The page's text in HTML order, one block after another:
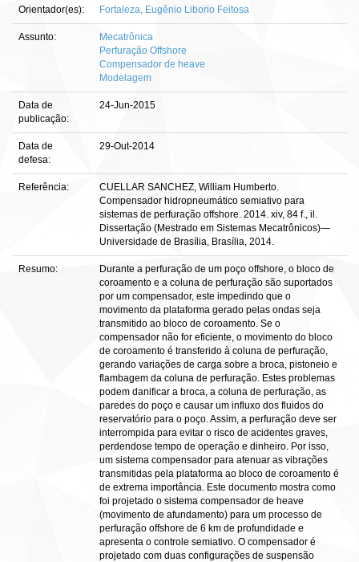
Orientador(es): Fortaleza, Eugênio Liborio Feitosa
Assunto:
Mecatrônica
Perfuração Offshore
Compensador de heave
Modelagem
Data de
publicação:
24-Jun-2015
Data de
defesa:
29-Out-2014
Referência:
CUELLAR SANCHEZ, William Humberto.
Compensador hidropneumático semiativo para
sistemas de perfuração offshore. 2014. xiv, 84 f., il.
Dissertação (Mestrado em Sistemas Mecatrônicos)—
Universidade de Brasília, Brasília, 2014.
Resumo:
Durante a perfuração de um poço offshore, o bloco de
coroamento e a coluna de perfuração são suportados
por um compensador, este impedindo que o
movimento da plataforma gerado pelas ondas seja
transmitido ao bloco de coroamento. Se o
compensador não for eficiente, o movimento do bloco
de coroamento é transferido à coluna de perfuração,
gerando variações de carga sobre a broca, pistoneio e
flambagem da coluna de perfuração. Estes problemas
podem danificar a broca, a coluna de perfuração, as
paredes do poço e causar um influxo dos fluidos do
reservatório para o poço. Assim, a perfuração deve ser
interrompida para evitar o risco de acidentes graves,
perdendose tempo de operação e dinheiro. Por isso,
um sistema compensador para atenuar as vibrações
transmitidas pela plataforma ao bloco de coroamento é
de extrema importância. Este documento mostra como
foi projetado o sistema compensador de heave
(movimento de afundamento) para um processo de
perfuração offshore de 6 km de profundidade e
apresenta o controle semiativo. O compensador é
projetado com duas configurações de suspensão